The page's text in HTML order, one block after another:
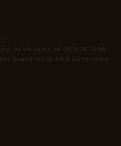
au vendredi, au 06 15 39 73 66.
questions du lundi au vendredi